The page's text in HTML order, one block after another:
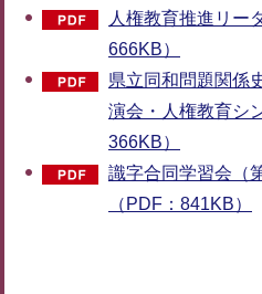
人権教育推進リー
666KB）
県立同和問題関係
演会・人権教育シ
366KB）
識字合同学習会（
（PDF：841KB）